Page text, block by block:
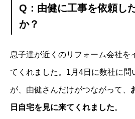
Q：由健に工事を依頼し
か？
息子達が近くのリフォーム会社を
てくれました。1月4日に数社に問
が、由健さんだけがつながって、
日自宅を見に来てくれました。